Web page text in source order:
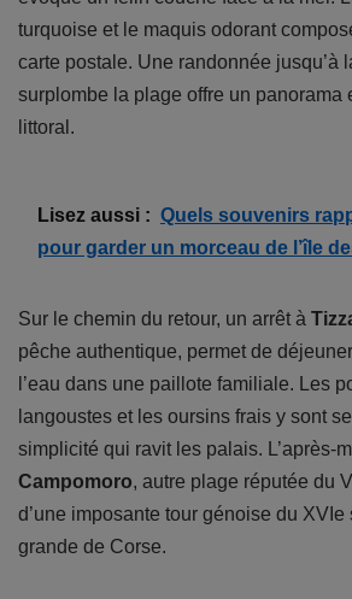
turquoise et le maquis odorant
carte postale. Une randonnée jusqu’à
surplombe la plage offre un panorama
littoral.
Lisez aussi : Quels souvenirs
pour garder un morceau de l’île
Sur le chemin du retour, un arrêt à
pêche authentique, permet de
l’eau dans une paillote familiale. Les
langoustes et les oursins frais y sont
simplicité qui ravit les palais. L’après-
Campomoro, autre plage réputée du
d’une imposante tour génoise du
grande de Corse.